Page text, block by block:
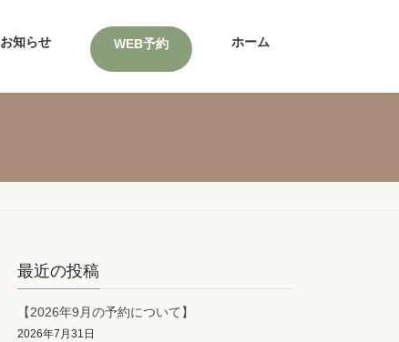
お知らせ WEB予約 ホーム
最近の投稿
【2026年9月の予約について】
2026年7月31日